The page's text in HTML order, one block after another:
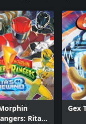
Rita's
Gex